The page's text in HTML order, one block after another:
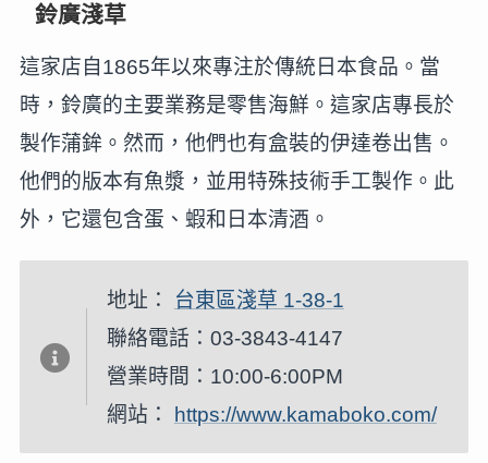
鈴廣淺草
這家店自1865年以來專注於傳統日本食品。當
時，鈴廣的主要業務是零售海鮮。這家店專長於
製作蒲鉾。然而，他們也有盒裝的伊達卷出售。
他們的版本有魚漿，並用特殊技術手工製作。此
外，它還包含蛋、蝦和日本清酒。
地址：
台東區淺草 1-38-1
聯絡電話：03-3843-4147
營業時間：10:00-6:00PM
網站： https://www.kamaboko.com/